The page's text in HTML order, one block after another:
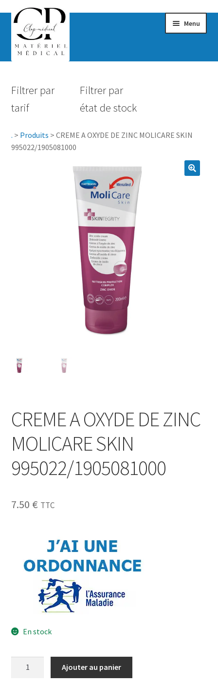
Menu
Hygiène
Accessoires Salle de bain
Vêtements & Chaussures
Filtrer par
tarif
Filtrer par
état de stock
. > Produits > CREME A OXYDE DE ZINC MOLICARE SKIN
995022/1905081000
CREME A OXYDE DE ZINC
MOLICARE SKIN
995022/1905081000
7.50 € TTC
En stock
Ajouter au panier